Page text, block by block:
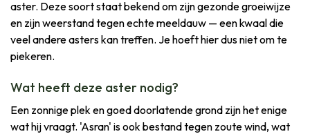
aster. Deze soort staat bekend om zijn gezonde groeiwijze
en zijn weerstand tegen echte meeldauw — een kwaal die
veel andere asters kan treffen. Je hoeft hier dus niet om te
piekeren.
Wat heeft deze aster nodig?
Een zonnige plek en goed doorlatende grond zijn het enige
wat hij vraagt. 'Asran' is ook bestand tegen zoute wind, wat